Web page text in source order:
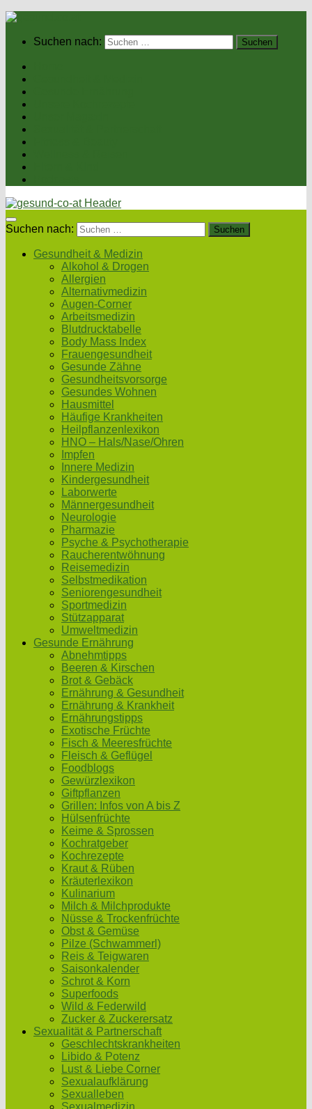
Suchen nach:
Suchen nach:
Gesundheit & Medizin
Alkohol & Drogen
Allergien
Alternativmedizin
Augen-Corner
Arbeitsmedizin
Blutdrucktabelle
Body Mass Index
Frauengesundheit
Gesunde Zähne
Gesundheitsvorsorge
Gesundes Wohnen
Hausmittel
Häufige Krankheiten
Heilpflanzenlexikon
HNO – Hals/Nase/Ohren
Impfen
Innere Medizin
Kindergesundheit
Laborwerte
Männergesundheit
Neurologie
Pharmazie
Psyche & Psychotherapie
Raucherentwöhnung
Reisemedizin
Selbstmedikation
Seniorengesundheit
Sportmedizin
Stützapparat
Umweltmedizin
Gesunde Ernährung
Abnehmtipps
Beeren & Kirschen
Brot & Gebäck
Ernährung & Gesundheit
Ernährung & Krankheit
Ernährungstipps
Exotische Früchte
Fisch & Meeresfrüchte
Fleisch & Geflügel
Foodblogs
Gewürzlexikon
Giftpflanzen
Grillen: Infos von A bis Z
Hülsenfrüchte
Keime & Sprossen
Kochratgeber
Kochrezepte
Kraut & Rüben
Kräuterlexikon
Kulinarium
Milch & Milchprodukte
Nüsse & Trockenfrüchte
Obst & Gemüse
Pilze (Schwammerl)
Reis & Teigwaren
Saisonkalender
Schrot & Korn
Superfoods
Wild & Federwild
Zucker & Zuckerersatz
Sexualität & Partnerschaft
Geschlechtskrankheiten
Libido & Potenz
Lust & Liebe Corner
Sexualaufklärung
Sexualleben
Sexualmedizin